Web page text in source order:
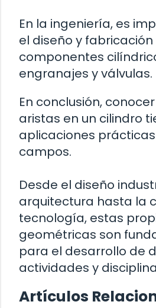
En la ingeniería, es
el diseño y fabricación
componentes
engranajes y válvulas.
En conclusión,
aristas en un cilindro
aplicaciones
campos.
Desde el diseño
arquitectura hasta la
tecnología, estas
geométricas son
para el desarrollo de
actividades y
Artículos